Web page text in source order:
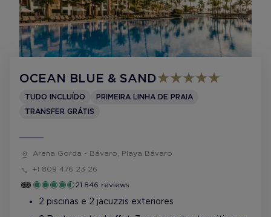
OCEAN BLUE & SAND
TUDO INCLUÍDO
PRIMEIRA LINHA DE PRAIA
TRANSFER GRÁTIS
Arena Gorda - Bávaro, Playa Bávaro
+1 809 476 23 26
21.846 reviews
2 piscinas e 2 jacuzzis exteriores